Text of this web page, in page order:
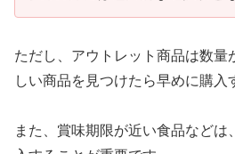
ただし、アウトレット商品は数量
しい商品を見つけたら早めに購入
また、賞味期限が近い食品など